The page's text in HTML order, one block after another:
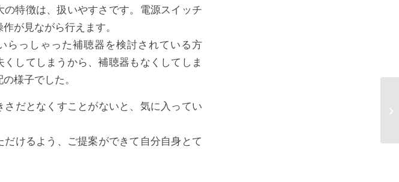
の特徴は、扱いやすさです。電源スイッチ
が見ながら行えます。
らっしゃった補聴器を検討されている方
くしてしまうから、補聴器もなくしてしま
様子でした。
だとなくすことがないと、気に入ってい
けるよう、ご提案ができて自分自身とて